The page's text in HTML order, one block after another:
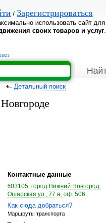
/ Зарегистрироваться
использовать сайт для
своих товаров и услуг.
Детальный поиск
Контактные данные
603105, город Нижний Новгород,
Ошарская ул., 77 а, оф. 506
Как сюда добраться?
Маршруты транспорта